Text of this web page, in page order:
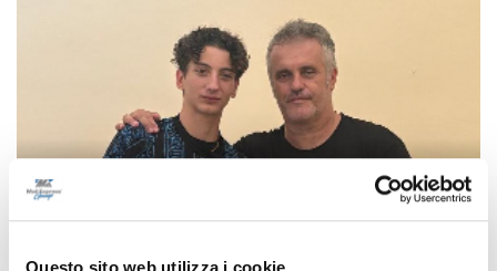
Questo sito web utilizza i cookie